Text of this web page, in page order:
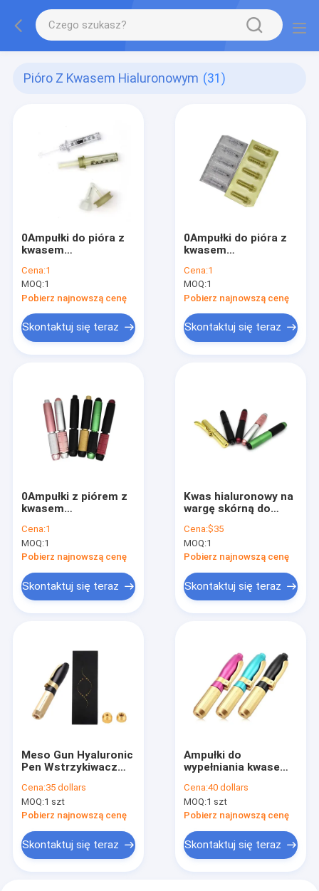
Pióro Z Kwasem Hialuronowym (31)
0Ampułki do pióra z
kwasem
0, 5 ml 0, 3 cm3 0, 5
cm3 Do pióra z
kwasem
hialuronowym
Cena:1
MOQ:1
Pobierz najnowszą cenę
Skontaktuj się teraz
0Ampułki do pióra z
kwasem
0, 5 ml 0, 3 cm3 0, 5
cm3 Do pióra z
kwasem
hialuronowym
Cena:1
MOQ:1
Pobierz najnowszą cenę
Skontaktuj się teraz
0Ampułki z piórem z
kwasem
0, 5 ml 0, 3 cm3 0, 5
cm3
Cena:1
MOQ:1
Pobierz najnowszą cenę
Skontaktuj się teraz
Kwas hialuronowy na
wargę skórną do
0, 3 ml 0, 5 ml
pistoletu do pióra
hialuronowego
Cena:$35
MOQ:1
Pobierz najnowszą cenę
Skontaktuj się teraz
Meso Gun Hyaluronic
Pen Wstrzykiwacz
Cena:35 dollars
MOQ:1 szt
Pobierz najnowszą cenę
Skontaktuj się teraz
Ampułki do
wypełniania kwasem
ml/ 0,5 ml Ampułki do
wypełniania kwasem
hialuronowym 0, 3
wypełniania kwasów
hialuronowych 0, 3
wypełniania kwasów
Cena:40 dollars
MOQ:1 szt
Pobierz najnowszą cenę
Skontaktuj się teraz